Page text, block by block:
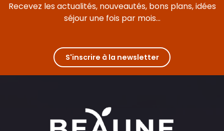
Recevez les actualités, nouveautés, bons plans, idées
séjour une fois par mois...
S'inscrire à la newsletter